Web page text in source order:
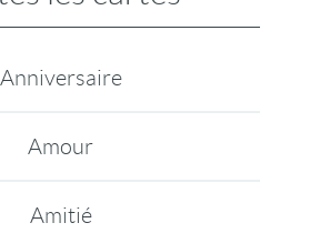
Anniversaire
Amour
Amitié